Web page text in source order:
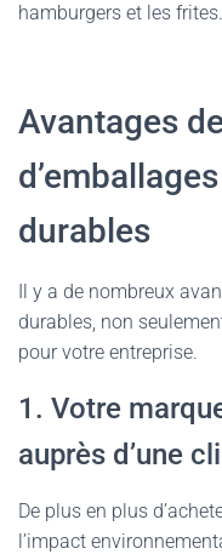
hamburgers et les frites.
Avantages
durables
Il y a de nombreux
durables, non
pour votre entreprise.
1. Votre
auprès d’une
De plus en plus
l’impact